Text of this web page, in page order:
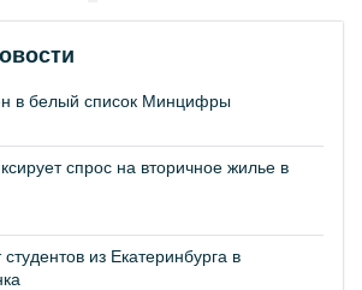
в белый список Минцифры
спрос на вторичное жилье в
из Екатеринбурга в